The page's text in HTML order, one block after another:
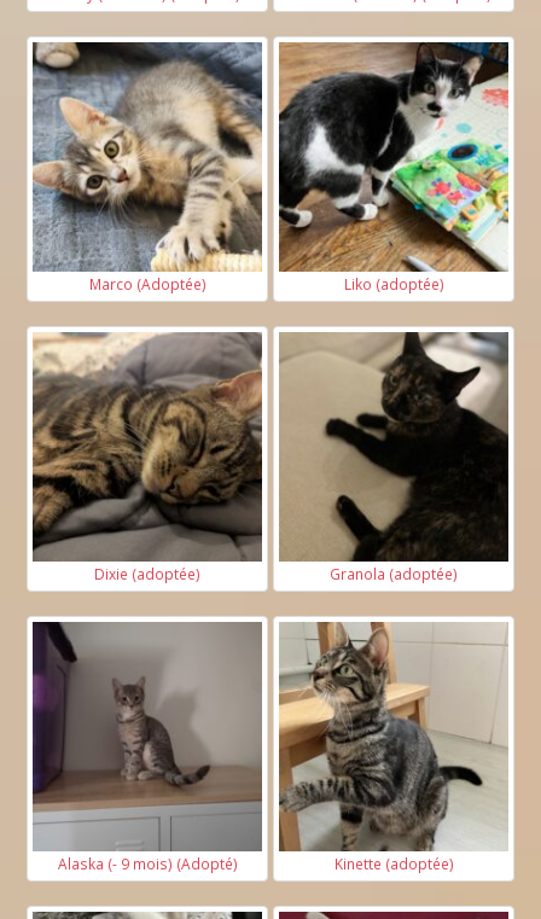
Marco (Adoptée) Liko (adoptée)
Dixie (adoptée) Granola (adoptée)
Alaska (- 9 mois) (Adopté) Kinette (adoptée)